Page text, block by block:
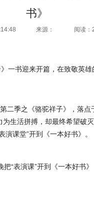
书》
来源： 阅读：
一书迎来开篇，在致敬英
二季之《骆驼祥子》，落
生活拼搏，却最终希望破
课堂”开到《一本好书》。